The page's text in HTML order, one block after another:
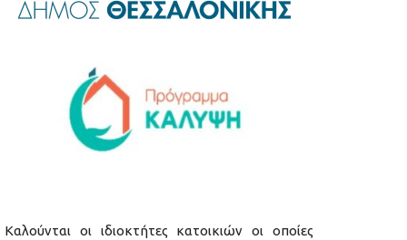
Καλούνται οι ιδιοκτήτες κατοικιών οι οποίες